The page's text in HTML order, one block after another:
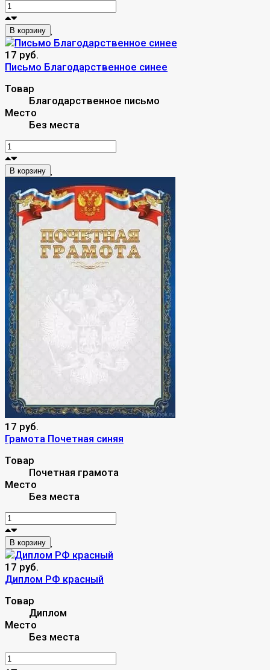
В корзину
17 руб.
Письмо Благодарственное синее
Товар
Благодарственное письмо
Место
Без места
В корзину
17 руб.
Грамота Почетная синяя
Товар
Почетная грамота
Место
Без места
В корзину
17 руб.
Диплом РФ красный
Товар
Диплом
Место
Без места